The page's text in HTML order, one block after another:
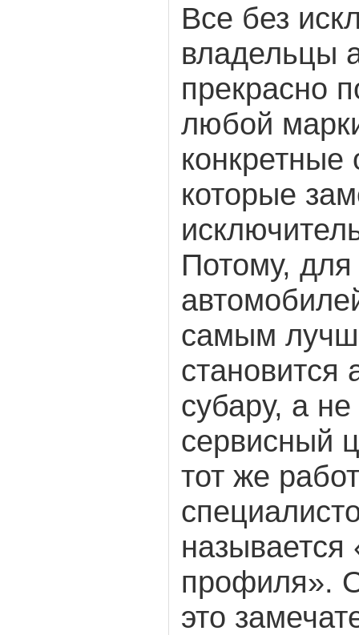
Все без
владельцы
прекрасно
любой
конкретные
которые
Потому,
самым
становится
субару, а
сервисный
тот же
называется
профиля».
это